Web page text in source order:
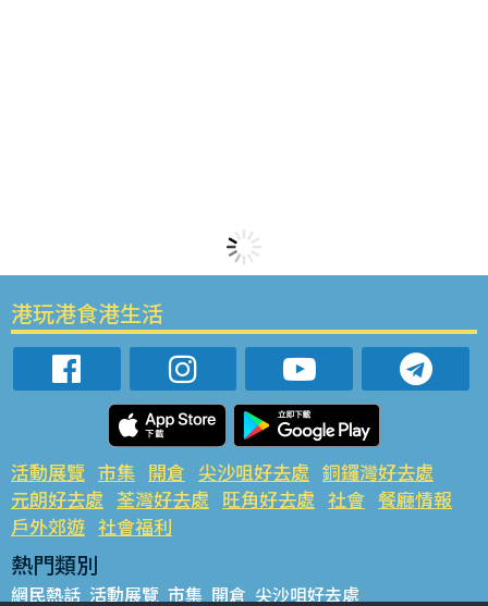
港玩港食港生活
活動展覽 市集 開倉 尖沙咀好去處 銅鑼灣好去處
元朗好去處 荃灣好去處 旺角好去處 社會 餐廳情報
戶外郊遊 社會福利
熱門類別
網民熱話 活動展覽 市集 開倉 尖沙咀好去處